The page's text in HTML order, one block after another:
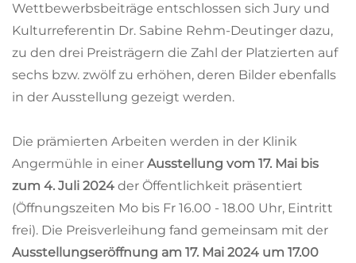
Wettbewerbsbeiträge entschlossen sich Jury und
Kulturreferentin Dr. Sabine Rehm-Deutinger dazu,
zu den drei Preisträgern die Zahl der Platzierten auf
sechs bzw. zwölf zu erhöhen, deren Bilder ebenfalls
in der Ausstellung gezeigt werden.
Die prämierten Arbeiten werden in der Klinik
Angermühle in einer Ausstellung vom 17. Mai bis
zum 4. Juli 2024 der Öffentlichkeit präsentiert
(Öffnungszeiten Mo bis Fr 16.00 - 18.00 Uhr, Eintritt
frei). Die Preisverleihung fand gemeinsam mit der
Ausstellungseröffnung am 17. Mai 2024 um 17.00